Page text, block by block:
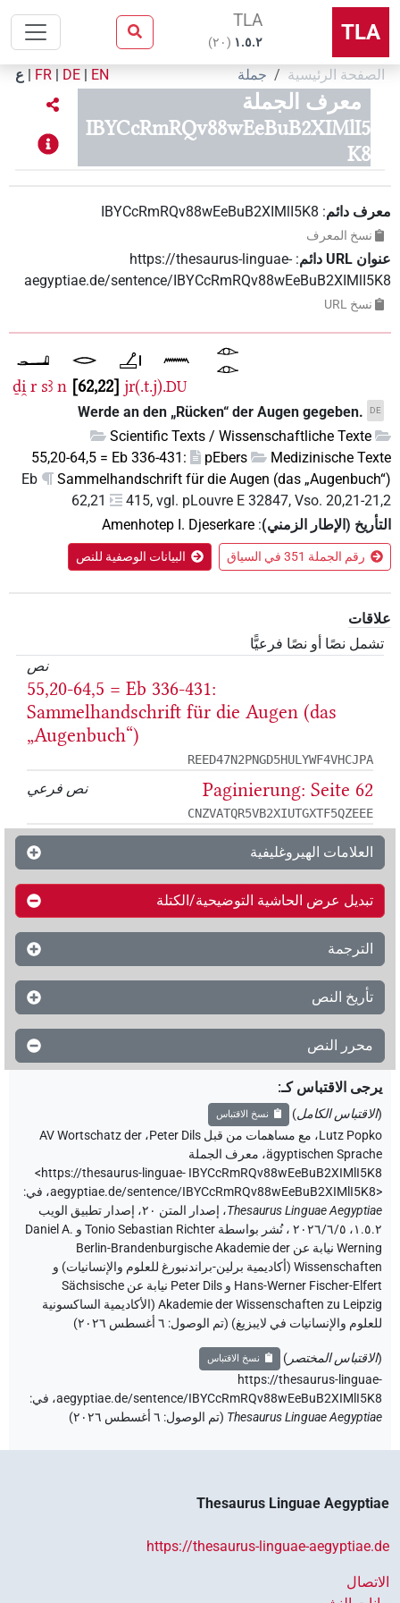
TLA
TLA
۱.٥.٢ (٢٠)
الصفحة الرئيسية جملة EN
|
DE
|
FR
| ع
معرف الجملة
IBYCcRmRQv88wEeBuB2XIMlI5
K8
معرف دائم:
IBYCcRmRQv88wEeBuB2XIMlI5K8
نسخ المعرف
عنوان‏ ‏URL‏ دائم :
https://thesaurus-linguae-
aegyptiae.de/sentence/IBYCcRmRQv88wEeBuB2XIMlI5K8
نسخ‏ ‏URL
ḏi̯ r sꜣ n 62,22 jr(.t.j).DU
DE
Werde an den „Rücken“ der Augen gegeben.
Scientific Texts / Wissenschaftliche Texte
Medizinische Texte
pEbers
55,20-64,5 = Eb 336-431:
Sammelhandschrift für die Augen (das „Augenbuch“)
Eb
415, vgl. pLouvre E 32847, Vso. 20,21-21,2
62,21
التأريخ (الإطار الزمني):
Amenhotep I. Djeserkare
رقم الجملة 351 في السياق البيانات الوصفية للنص
علاقات
تشمل نصًا أو نصًا فرعيًّا
نص
55,20-64,5 = Eb 336-431:
Sammelhandschrift für die Augen (das
„Augenbuch“)
REED47N2PNGD5HULYWF4VHCJPA
نص فرعي Paginierung: Seite 62
CNZVATQR5VB2XIUTGXTF5QZEEE
العلامات الهيروغليفية
تبديل عرض الحاشية التوضيحية/الكتلة
الترجمة
تأريخ النص
محرر النص
يرجى الاقتباس كـ:
(الاقتباس الكامل) نسخ الاقتباس
Lutz Popko، مع مساهمات من قبل Peter Dils، AV Wortschatz der
ägyptischen Sprache، معرف الجملة
IBYCcRmRQv88wEeBuB2XIMlI5K8
<https://thesaurus-linguae-
aegyptiae.de/sentence/IBYCcRmRQv88wEeBuB2XIMlI5K8>، في:
Thesaurus Linguae Aegyptiae،
إصدار المتن ٢٠، إصدار تطبيق الويب
۱.٥.٢، ٢٠٢٦/٦/٥ ، نُشر بواسطة Tonio Sebastian Richter و Daniel A.
Werning نيابة عن Berlin-Brandenburgische Akademie der
Wissenschaften (أكاديمية برلين-براندنبورغ للعلوم والإنسانيات) و
Hans-Werner Fischer-Elfert و Peter Dils نيابة عن Sächsische
Akademie der Wissenschaften zu Leipzig (الأكاديمية الساكسونية
للعلوم والإنسانيات في لايبزيغ) (تم الوصول: ٦ أغسطس ٢٠٢٦ )
(الاقتباس المختصر ) نسخ الاقتباس
https://thesaurus-linguae-
aegyptiae.de/sentence/IBYCcRmRQv88wEeBuB2XIMlI5K8، في:
Thesaurus Linguae Aegyptiae
(تم الوصول: ٦ أغسطس ٢٠٢٦ )
Thesaurus Linguae Aegyptiae
https://thesaurus-linguae-aegyptiae.de
الاتصال